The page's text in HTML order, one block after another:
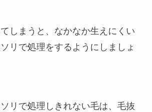
しまうと、なかなか生えにくい
リで処理をするようにしましょ
リで処理しきれない毛は、毛抜